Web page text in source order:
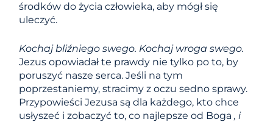
środków do życia człowieka, aby mógł się
uleczyć.
Kochaj bliźniego swego. Kochaj wroga swego.
Jezus opowiadał te prawdy nie tylko po to, by
poruszyć nasze serca. Jeśli na tym
poprzestaniemy, stracimy z oczu sedno sprawy.
Przypowieści Jezusa są dla każdego, kto chce
usłyszeć i zobaczyć to, co najlepsze od Boga, i